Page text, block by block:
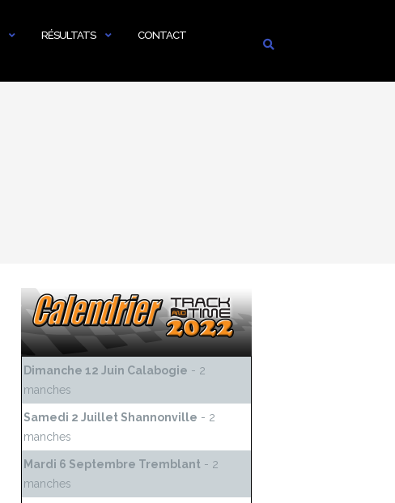
RÉSULTATS CONTACT
Dimanche 12 Juin Calabogie - 2
manches
Samedi 2 Juillet Shannonville - 2
manches
Mardi 6 Septembre Tremblant - 2
manches